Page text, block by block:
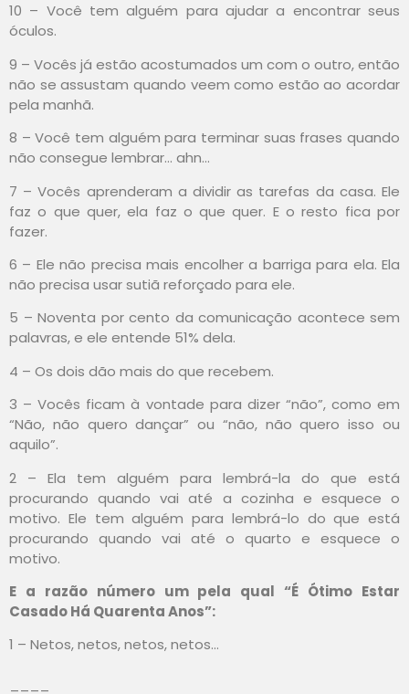
10 – Você tem alguém para ajudar a encontrar seus
óculos.
9 – Vocês já estão acostumados um com o outro, então
não se assustam quando veem como estão ao acordar
pela manhã.
8 – Você tem alguém para terminar suas frases quando
não consegue lembrar… ahn…
7 – Vocês aprenderam a dividir as tarefas da casa. Ele
faz o que quer, ela faz o que quer. E o resto fica por
fazer.
6 – Ele não precisa mais encolher a barriga para ela. Ela
não precisa usar sutiã reforçado para ele.
5 – Noventa por cento da comunicação acontece sem
palavras, e ele entende 51% dela.
4 – Os dois dão mais do que recebem.
3 – Vocês ficam à vontade para dizer “não”, como em
“Não, não quero dançar” ou “não, não quero isso ou
aquilo”.
2 – Ela tem alguém para lembrá-la do que está
procurando quando vai até a cozinha e esquece o
motivo. Ele tem alguém para lembrá-lo do que está
procurando quando vai até o quarto e esquece o
motivo.
E a razão número um pela qual “É Ótimo Estar
Casado Há Quarenta Anos”:
1 – Netos, netos, netos, netos…